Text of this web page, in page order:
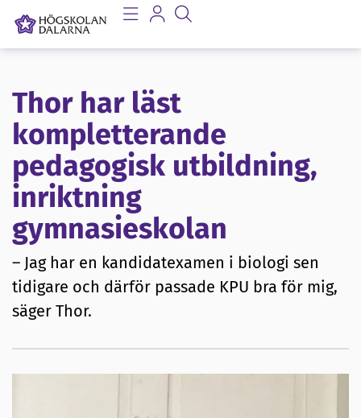
Thor har läst
kompletterande
pedagogisk utbildning,
inriktning
gymnasieskolan
– Jag har en kandidatexamen i biologi sen
tidigare och därför passade KPU bra för mig,
säger Thor.